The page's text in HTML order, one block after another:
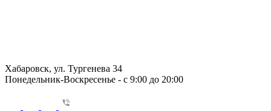
Хабаровск, ул. Тургенева 34
Понедельник-Воскресенье - с 9:00 до 20:00